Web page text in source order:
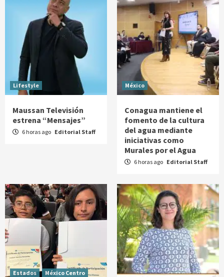
Lifestyle
Maussan Televisión
estrena “Mensajes”
6 horas ago Editorial Staff
México
Conagua mantiene el
fomento de la cultura
del agua mediante
iniciativas como
Murales por el Agua
6 horas ago Editorial Staff
Estados
México Centro